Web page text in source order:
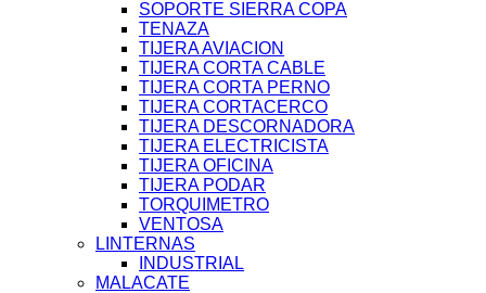
SOPORTE SIERRA COPA
TENAZA
TIJERA AVIACION
TIJERA CORTA CABLE
TIJERA CORTA PERNO
TIJERA CORTACERCO
TIJERA DESCORNADORA
TIJERA ELECTRICISTA
TIJERA OFICINA
TIJERA PODAR
TORQUIMETRO
VENTOSA
LINTERNAS
INDUSTRIAL
MALACATE